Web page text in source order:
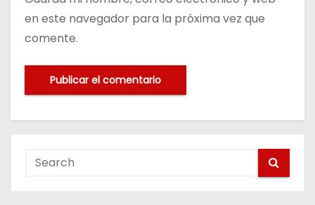
en este navegador para la próxima vez que
comente.